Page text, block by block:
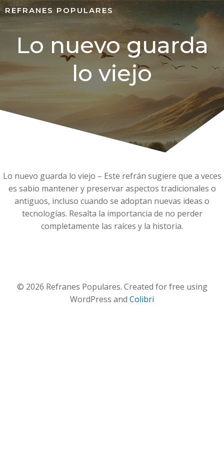
REFRANES POPULARES
Lo nuevo guarda
lo viejo
Lo nuevo guarda lo viejo – Este refrán sugiere que a veces
es sabio mantener y preservar aspectos tradicionales o
antiguos, incluso cuando se adoptan nuevas ideas o
tecnologías. Resalta la importancia de no perder
completamente las raíces y la historia.
© 2026 Refranes Populares. Created for free using
WordPress and Colibri